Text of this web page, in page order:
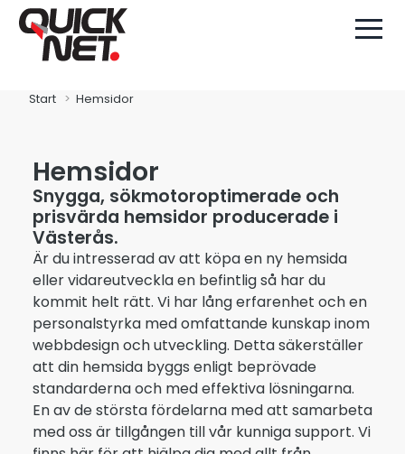
Start Hemsidor
Hemsidor
Snygga, sökmotoroptimerade och
prisvärda hemsidor producerade i
Västerås.
Är du intresserad av att köpa en ny hemsida
eller vidareutveckla en befintlig så har du
kommit helt rätt. Vi har lång erfarenhet och en
personalstyrka med omfattande kunskap inom
webbdesign och utveckling. Detta säkerställer
att din hemsida byggs enligt beprövade
standarderna och med effektiva lösningarna.
En av de största fördelarna med att samarbeta
med oss är tillgången till vår kunniga support. Vi